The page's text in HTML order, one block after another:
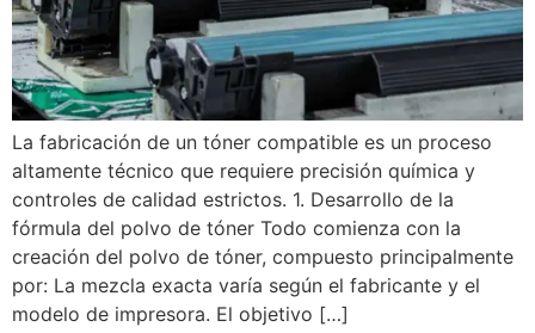
La fabricación de un tóner compatible es un proceso
altamente técnico que requiere precisión química y
controles de calidad estrictos. 1. Desarrollo de la
fórmula del polvo de tóner Todo comienza con la
creación del polvo de tóner, compuesto principalmente
por: La mezcla exacta varía según el fabricante y el
modelo de impresora. El objetivo […]